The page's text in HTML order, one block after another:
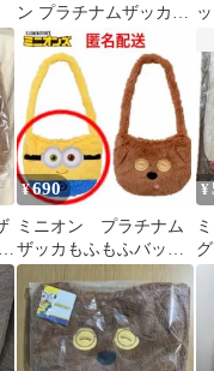
ン プラチナムザッカト
ートバッグ（全２種）
のうち１点
¥690
ミニオン プラチナム
ザッカもふもふバッ
グ ボブ ミニオンズ
バッグ プライズ
¥
グ